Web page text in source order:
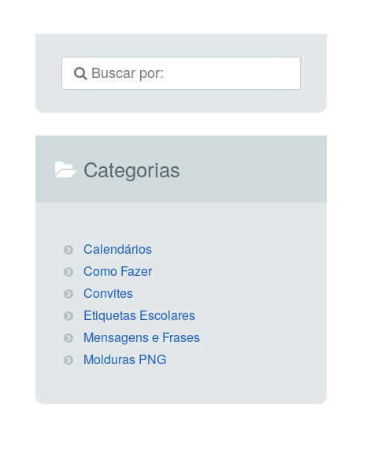
Categorias
Calendários
Como Fazer
Convites
Etiquetas Escolares
Mensagens e Frases
Molduras PNG